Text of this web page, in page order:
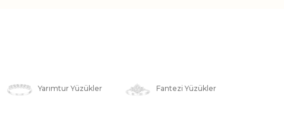
Yarımtur Yüzükler Fantezi Yüzükler